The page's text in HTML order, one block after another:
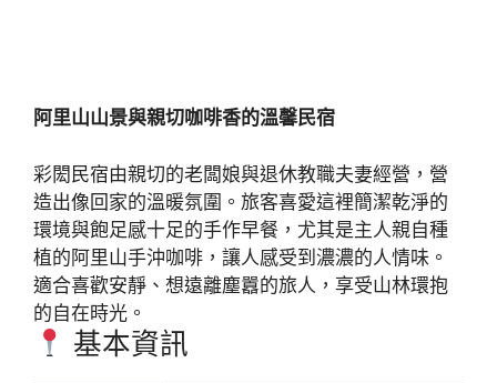
阿里山山景與親切咖啡香的溫馨民宿
彩閎民宿由親切的老闆娘與退休教職夫妻經營，營
造出像回家的溫暖氛圍。旅客喜愛這裡簡潔乾淨的
環境與飽足感十足的手作早餐，尤其是主人親自種
植的阿里山手沖咖啡，讓人感受到濃濃的人情味。
適合喜歡安靜、想遠離塵囂的旅人，享受山林環抱
的自在時光。
基本資訊